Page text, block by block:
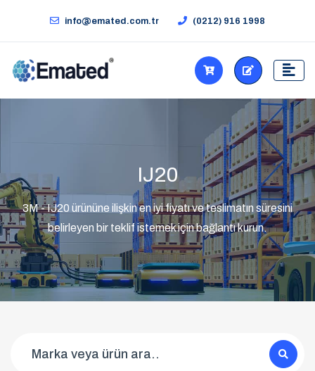
info@emated.com.tr (0212) 916 1998
IJ20
3M - IJ20 ürününe ilişkin en iyi fiyatı ve teslimatın süresini
belirleyen bir teklif istemek için bağlantı kurun.